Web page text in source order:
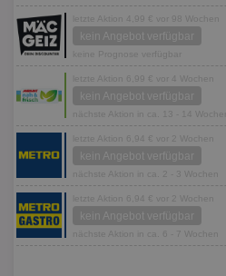
letzte Aktion 4,99 € vor 98 Wochen
kein Angebot verfügbar
keine Prognose verfügbar
letzte Aktion 6,99 € vor 4 Wochen
kein Angebot verfügbar
nächste Aktion in ca. 13 - 14 Wochen
letzte Aktion 6,94 € vor 2 Wochen
kein Angebot verfügbar
nächste Aktion in ca. 2 - 3 Wochen
letzte Aktion 6,94 € vor 2 Wochen
kein Angebot verfügbar
nächste Aktion in ca. 6 - 7 Wochen